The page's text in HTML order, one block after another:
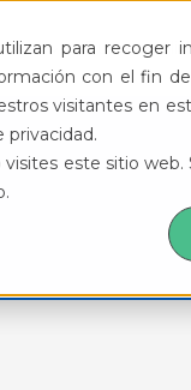
para recoger
con el fin
visitantes en
privacidad.
este sitio